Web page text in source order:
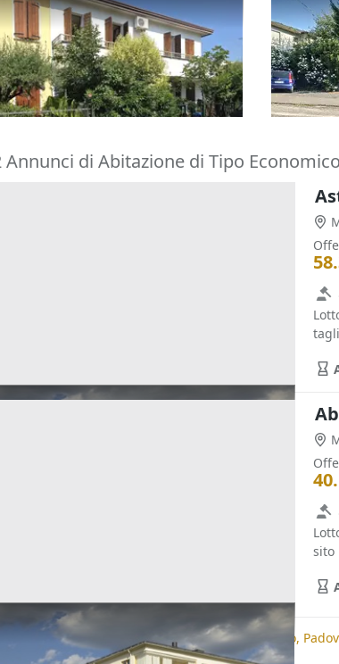
Asta Abitazione cielo terra con
cortile e cantina
Montegrotto Terme (Padova)
195.000 €
20/10/2026
Asta
22/10/
Annunci di Abitazione di Tipo
sito
correlate Abitazione di Tipo Economico,